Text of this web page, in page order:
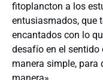
fitoplancton a los
entusiasmados, que
encantados con lo
desafío en el sentido
manera simple, para